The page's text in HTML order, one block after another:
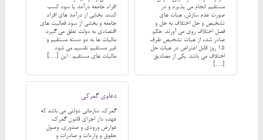
افراد جامعه درآمد یا سود کسب
کنند، بخشی از درآمد های افراد
جامعه و بخشی از سود فعالیت های
اقتصادی به دولت تعلق می گیرد.
مالیات ها به دو دسته مستقیم و
غیر مستقیم تقسیم می شود.
مالیات های مستقیم : این […]
مستقیم انجام می پذیرد و در
صورت عدم سازش، هیات های
تشخیص و حل اختلاف به حل و
فصل اختلاف روی می آورند. حکم
صادر شده از هیات تشخیص ظرف
15 روز قابل اعتراض در هیات حل
اختلاف می باشد. یکی از مصادیق
[…]
دعاوی گمرکی
گمرک، سازمانی دولتی می باشد که
عهده دار اجرای قانون گمرک،
عوارض ورودی و صدوری، وصول
حقوق و واردات و صادرات و